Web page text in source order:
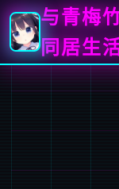
与青梅
同居生